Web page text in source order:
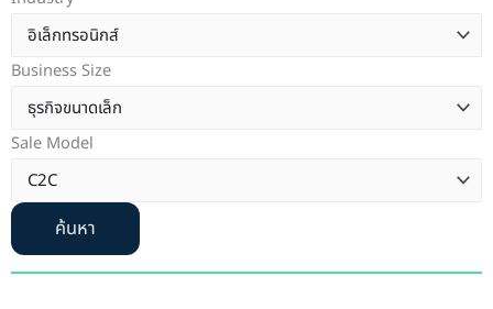
Business Size
Sale Model
ค้นหา